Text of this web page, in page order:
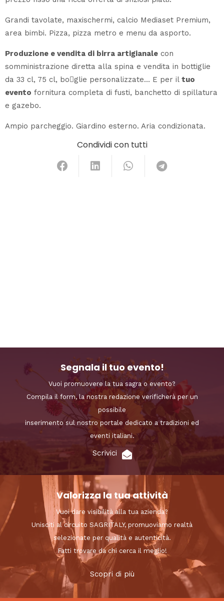
Grandi tavolate, maxischermi, calcio Mediaset Premium,
area bimbi. Pizza, pizza metro e menu da asporto.
Produzione e vendita di birra artigianale con
somministrazione diretta alla spina e vendita in bottiglie
da 33 cl, 75 cl, bo􀆫glie personalizzate… E per il tuo
evento fornitura completa di fusti, banchetto di spillatura
e gazebo.
Ampio parcheggio. Giardino esterno. Aria condizionata.
Condividi con tutti
Segnala il tuo evento!
Vuoi promuovere la tua sagra o evento?
Compila il form, la nostra redazione verificherà per un
possibile
inserimento sul nostro portale dedicato a tradizioni ed
eventi italiani.
Scrivici
Valorizza la tua attività
Vuoi dare visibilità alla tua azienda?
Unisciti al circuito SAGRITALY, promuoviamo realtà
selezionate per qualità e autenticità.
Fatti trovare da chi cerca il meglio!
Scopri di più